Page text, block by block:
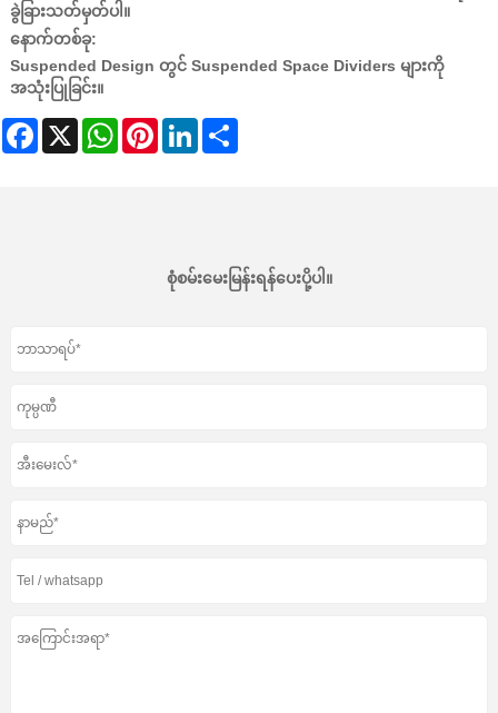
ခွဲခြားသတ်မှတ်ပါ။
နောက်တစ်ခု:
Suspended Design တွင် Suspended Space Dividers များကို
အသုံးပြုခြင်း။
Facebook WhatsAppPinterestLinkedIn
စုံစမ်းမေးမြန်းရန်ပေးပို့ပါ။